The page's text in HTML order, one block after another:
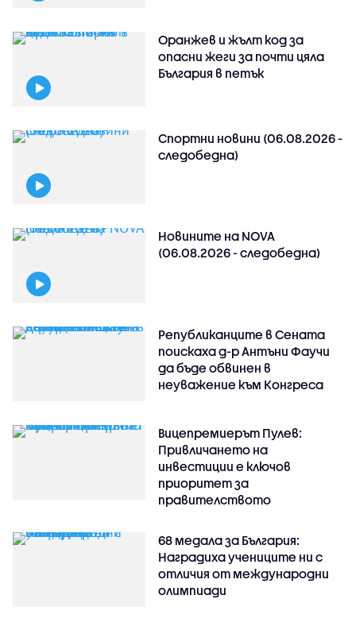
Оранжев и жълт код за
опасни жеги за почти цяла
България в петък
Спортни новини (06.08.2026 -
следобедна)
Новините на NOVA
(06.08.2026 - следобедна)
Републиканците в Сената
поискаха д-р Антъни Фаучи
да бъде обвинен в
неуважение към Конгреса
Вицепремиерът Пулев:
Привличането на
инвестиции е ключов
приоритет за
правителството
68 медала за България:
Наградиха учениците ни с
отличия от международни
олимпиади